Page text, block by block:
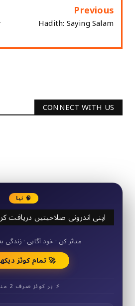
Previous
Hadith: Saying Salam
CONNECT WITH US
🧠 نیا
اپنی اندرونی صلاحیتیں دریافت
50+ مختصر کوئز
متاثر کن · خود آگاہی · زندگی
🚀 تمام کوئز
⚡ ہر کوئز صرف 2 منٹ ⚡